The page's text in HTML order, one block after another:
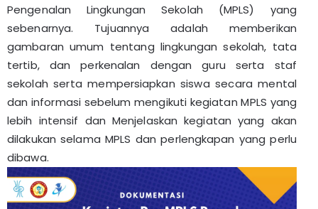
Pengenalan Lingkungan Sekolah (MPLS) yang
sebenarnya. Tujuannya adalah memberikan
gambaran umum tentang lingkungan sekolah, tata
tertib, dan perkenalan dengan guru serta staf
sekolah sertamempersiapkan siswa secara mental
dan informasi sebelum mengikuti kegiatan MPLS yang
lebih intensif dan Menjelaskan kegiatan yang akan
dilakukan selama MPLS dan perlengkapan yang perlu
dibawa.